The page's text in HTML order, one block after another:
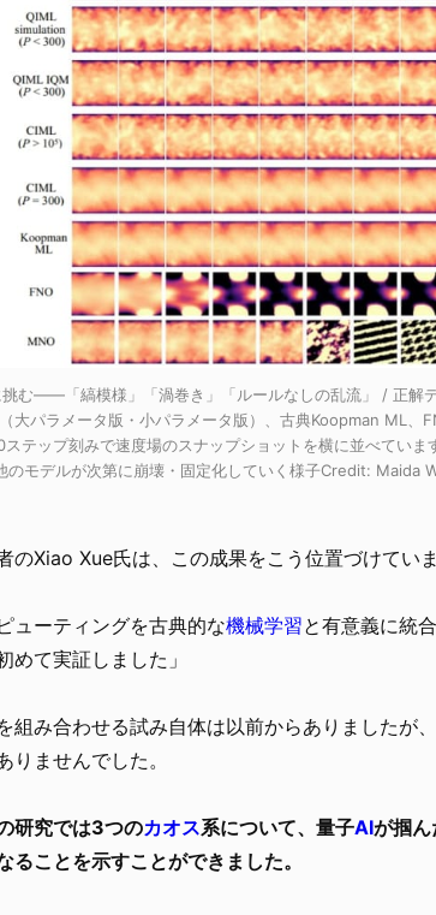
む――「縞模様」「渦巻き」「ルールなしの乱流」 / 正解
大パラメータ版・小パラメータ版）、古典Koopman ML、
テップ刻みで速度場のスナップショットを横に並べてい
のモデルが次第に崩壊・固定化していく様子Credit:
のXiao Xue氏は、この成果をこう位置づけていま
ューティングを古典的な機械学習と有意義に統
めて実証しました」
組み合わせる試み自体は以前からありましたが
りませんでした。
研究では3つのカオス系について、量子AIが掴
ることを示すことができました。